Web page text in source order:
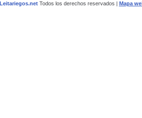
Leitariegos.netTodos los derechos reservados | Mapa